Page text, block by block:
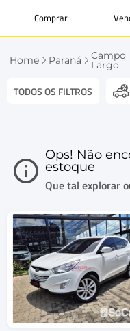
Comprar
Home Paraná Campo
Largo
TODOS OS FILTROS
Ops! Não
estoque
Que tal explorar